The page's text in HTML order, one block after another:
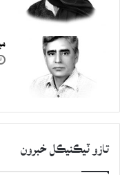
تازو ٽيڪنيڪل خبرون